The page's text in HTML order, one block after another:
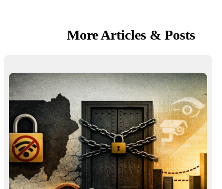
More Articles & Posts